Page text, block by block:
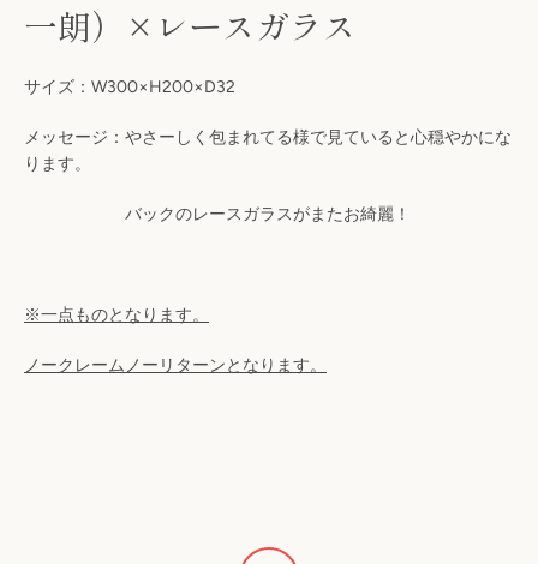
一朗）×レースガラス
サイズ：W300×H200×D32
メッセージ：やさーしく包まれてる様で見ていると心穏やかにな
ります。
バックのレースガラスがまたお綺麗！
※一点ものとなります。
ノークレームノーリターンとなります。